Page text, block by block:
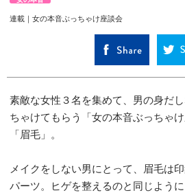
連載｜女の本音ぶっちゃけ座談会
素敵な女性３名を集めて、男の身だ
ちゃけてもらう「女の本音ぶっちゃ
「眉毛」。
メイクをしない男にとって、眉毛は
パーツ。ヒゲを整えるのと同じよう